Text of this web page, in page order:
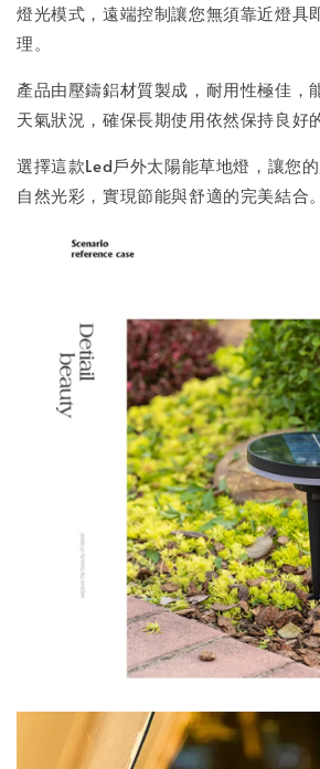
燈光模式，遠端控制讓您無須靠近燈具
理。
產品由壓鑄鋁材質製成，耐用性極佳，
天氣狀況，確保長期使用依然保持良好
選擇這款Led戶外太陽能草地燈，讓您
自然光彩，實現節能與舒適的完美結合。